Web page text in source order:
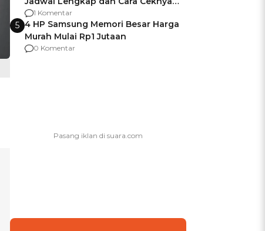
agar Dana Tidak Hangus!
1 Komentar
5 4 HP Samsung Memori Besar Harga
Murah Mulai Rp1 Jutaan
0 Komentar